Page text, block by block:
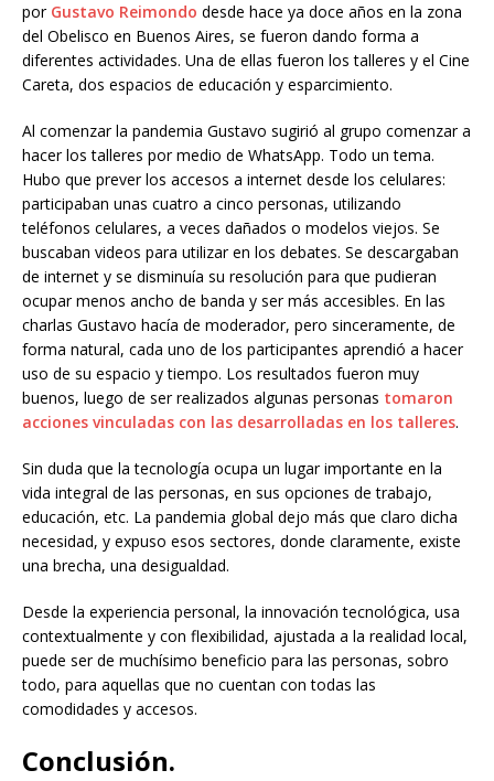
por Gustavo Reimondo desde hace ya doce años en la zona
del Obelisco en Buenos Aires, se fueron dando forma a
diferentes actividades. Una de ellas fueron los talleres y el Cine
Careta, dos espacios de educación y esparcimiento.
Al comenzar la pandemia Gustavo sugirió al grupo comenzar a
hacer los talleres por medio de WhatsApp. Todo un tema.
Hubo que prever los accesos a internet desde los celulares:
participaban unas cuatro a cinco personas, utilizando
teléfonos celulares, a veces dañados o modelos viejos. Se
buscaban videos para utilizar en los debates. Se descargaban
de internet y se disminuía su resolución para que pudieran
ocupar menos ancho de banda y ser más accesibles. En las
charlas Gustavo hacía de moderador, pero sinceramente, de
forma natural, cada uno de los participantes aprendió a hacer
uso de su espacio y tiempo. Los resultados fueron muy
buenos, luego de ser realizados algunas personas tomaron
acciones vinculadas con las desarrolladas en los talleres.
Sin duda que la tecnología ocupa un lugar importante en la
vida integral de las personas, en sus opciones de trabajo,
educación, etc. La pandemia global dejo más que claro dicha
necesidad, y expuso esos sectores, donde claramente, existe
una brecha, una desigualdad.
Desde la experiencia personal, la innovación tecnológica, usa
contextualmente y con flexibilidad, ajustada a la realidad local,
puede ser de muchísimo beneficio para las personas, sobro
todo, para aquellas que no cuentan con todas las
comodidades y accesos.
Conclusión.